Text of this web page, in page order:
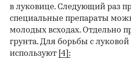
в луковице. Следующий раз
специальные препараты
молодых всходах. Отдельно
грунта. Для борьбы с
используют [4]: